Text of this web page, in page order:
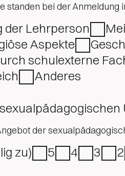
standen bei der
der Lehrperson
Aspekte
schulexterne
Anderes
der
zu) 5 4 3